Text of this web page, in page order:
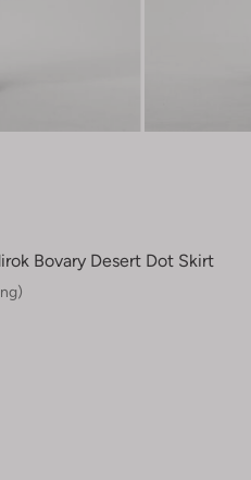
Bovary Desert Dot Skirt